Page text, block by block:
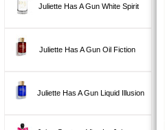
Juliette Has A Gun White Spirit
Juliette Has A Gun Oil Fiction
Juliette Has A Gun Liquid Illusion